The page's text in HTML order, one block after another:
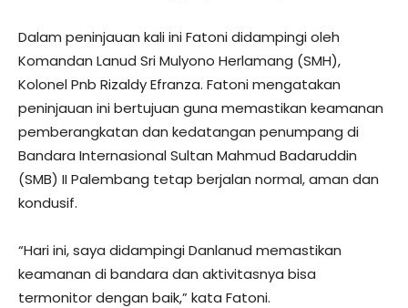
Dalam peninjauan kali ini Fatoni didampingi oleh
Komandan Lanud Sri Mulyono Herlamang (SMH),
Kolonel Pnb Rizaldy Efranza. Fatoni mengatakan
peninjauan ini bertujuan guna memastikan keamanan
pemberangkatan dan kedatangan penumpang di
Bandara Internasional Sultan Mahmud Badaruddin
(SMB) II Palembang tetap berjalan normal, aman dan
kondusif.
“Hari ini, saya didampingi Danlanud memastikan
keamanan di bandara dan aktivitasnya bisa
termonitor dengan baik,” kata Fatoni.